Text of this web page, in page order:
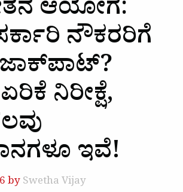
ಆಯೋಗ:
ನೌಕರರಿಗೆ
ನಿರೀಕ್ಷೆ,
ಇವೆ!
bySwetha Vijay